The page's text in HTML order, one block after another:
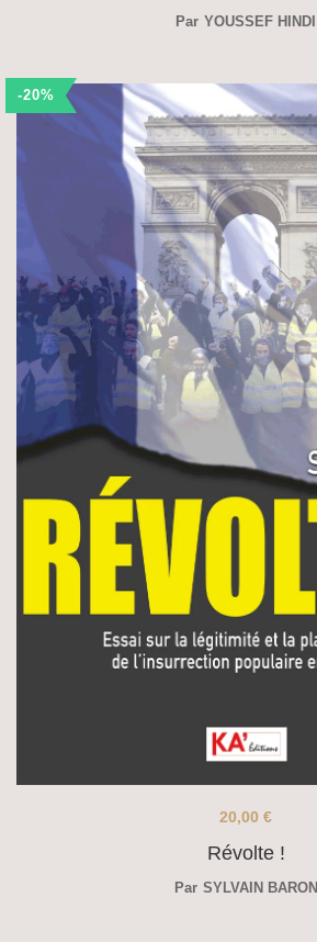
Par YOUSSEF HINDI
-20%
Révolte !
20,00 €
Par SYLVAIN BARON